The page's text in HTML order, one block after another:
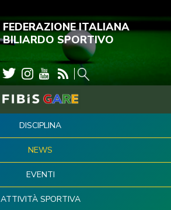
FEDERAZIONE ITALIANA
BILIARDO SPORTIVO
DISCIPLINA
NEWS
EVENTI
ATTIVITÀ SPORTIVA